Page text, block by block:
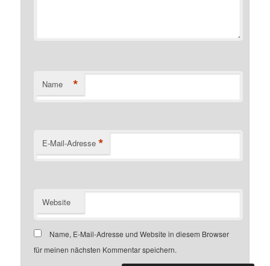
Name *
E-Mail-Adresse *
Website
Name, E-Mail-Adresse und Website in diesem Browser
für meinen nächsten Kommentar speichern.